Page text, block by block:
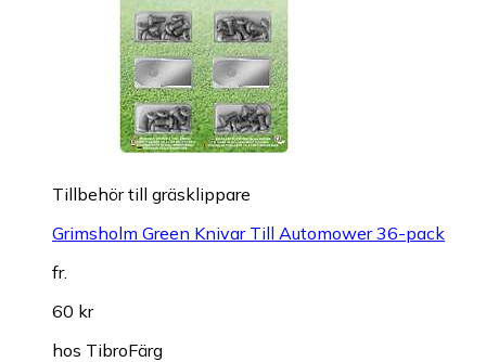
Tillbehör till gräsklippare
Grimsholm Green Knivar Till Automower 36-pack
fr.
60 kr
hos TibroFärg